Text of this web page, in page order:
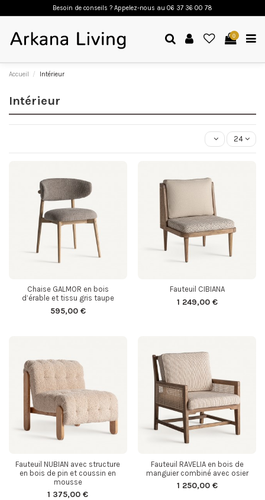
Besoin de conseils ? Appelez-nous au 06 37 36 00 78
0
Accueil Intérieur
Intérieur
24
Chaise GALMOR en bois
d’érable et tissu gris taupe
595,00 €
Fauteuil CIBIANA
1 249,00 €
Fauteuil NUBIAN avec structure
en bois de pin et coussin en
mousse
1 375,00 €
Fauteuil RAVELIA en bois de
manguier combiné avec osier
1 250,00 €